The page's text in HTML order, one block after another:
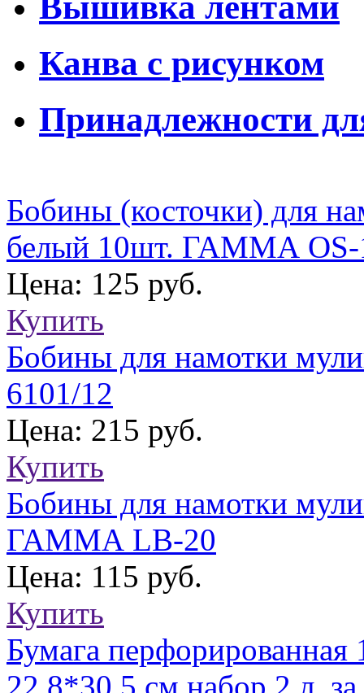
Канва с рисунком
Принадлежности
Бобины (косточки) для
белый 10шт. ГАММА OS-
Цена: 125 руб.
Купить
Бобины для намотки
6101/12
Цена: 215 руб.
Купить
Бобины для намотки
ГАММА LB-20
Цена: 115 руб.
Купить
Бумага
22,8*30,5 см набор 2 л.